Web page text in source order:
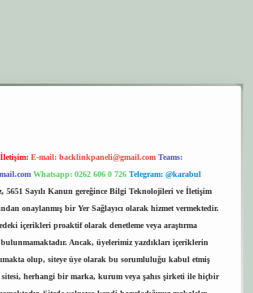
E-mail: backlinkpaneli@gmail.com Teams:
Whatsapp: 0262 606 0 726 Telegram: @karabul
5651 Sayılı Kanun gereğince Bilgi Teknolojileri ve İletişim
onaylanmış bir Yer Sağlayıcı olarak hizmet vermektedir.
içerikleri proaktif olarak denetleme veya araştırma
Ancak, üyelerimiz yazdıkları içeriklerin
olup, siteye üye olarak bu sorumluluğu kabul etmiş
sitesi, herhangi bir marka, kurum veya şahıs şirketi ile hiçbir